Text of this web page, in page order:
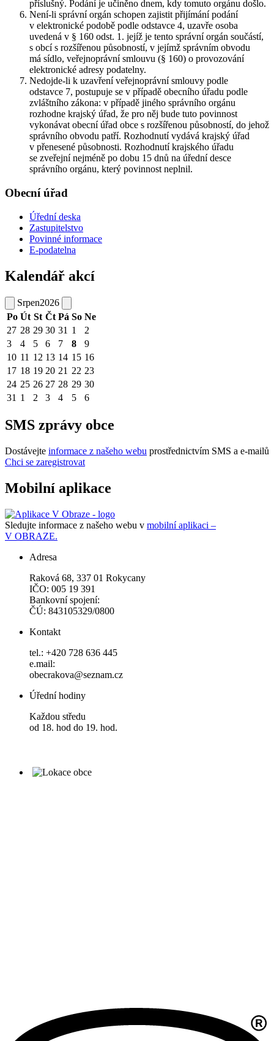
příslušný. Podání je učiněno dnem, kdy tomuto orgánu došlo.
Není-li správní orgán schopen zajistit přijímání podání
v elektronické podobě podle odstavce 4, uzavře osoba
uvedená v § 160 odst. 1. jejíž je tento správní orgán součástí,
s obcí s rozšířenou působností, v jejímž správním obvodu
má sídlo, veřejnoprávní smlouvu (§ 160) o provozování
elektronické adresy podatelny.
Nedojde-li k uzavření veřejnoprávní smlouvy podle
odstavce 7, postupuje se v případě obecního úřadu podle
zvláštního zákona: v případě jiného správního orgánu
rozhodne krajský úřad, že pro něj bude tuto povinnost
vykonávat obecní úřad obce s rozšířenou působností, do jehož
správního obvodu patří. Rozhodnutí vydává krajský úřad
v přenesené působnosti. Rozhodnutí krajského úřadu
se zveřejní nejméně po dobu 15 dnů na úřední desce
správního orgánu, který povinnost neplnil.
Obecní úřad
Úřední deska
Zastupitelstvo
Povinné informace
E-podatelna
Kalendář akcí
Srpen2026
Po Út St Čt Pá So Ne
27 28 29 30 31 1
2
3
4 5 6 7 8
9
10 11 12 13 14 15 16
17 18 19 20 21 22 23
24 25 26 27 28 29 30
31 1 2 3 4 5 6
SMS zprávy obce
Dostávejte informace z našeho webu prostřednictvím SMS a e-mailů
Chci se zaregistrovat
Mobilní aplikace
Sledujte informace z našeho webu v mobilní aplikaci –
V OBRAZE.
Adresa
Raková 68, 337 01 Rokycany
IČO: 005 19 391
Bankovní spojení:
ČÚ: 843105329/0800
Kontakt
tel.: +420 728 636 445
e.mail:
obecrakova@seznam.cz
Úřední hodiny
Každou středu
od 18. hod do 19. hod.